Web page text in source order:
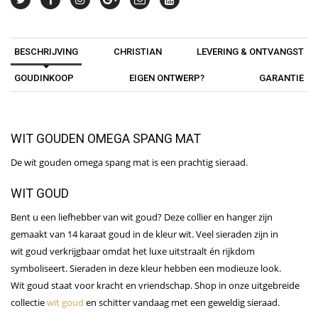
BESCHRIJVING CHRISTIAN LEVERING & ONTVANGST
GOUDINKOOP EIGEN ONTWERP? GARANTIE
WIT GOUDEN OMEGA SPANG MAT
De wit gouden omega spang mat is een prachtig sieraad.
WIT GOUD
Bent u een liefhebber van wit goud? Deze collier en hanger zijn
gemaakt van 14 karaat goud in de kleur wit. Veel sieraden zijn in
wit goud verkrijgbaar omdat het luxe uitstraalt én rijkdom
symboliseert. Sieraden in deze kleur hebben een modieuze look.
Wit goud staat voor kracht en vriendschap. Shop in onze uitgebreide
collectiewit goud en schitter vandaag met een geweldig sieraad.